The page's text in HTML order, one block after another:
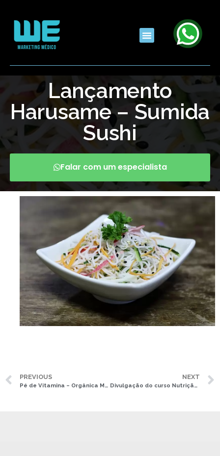
Lançamento
Harusame – Sumida
Sushi
Falar com um especialista
PREVIOUS
Pé de Vitamina – Orgânica Manipulações
NEXT
Divulgação do curso Nutrição e Inflamação Crônica